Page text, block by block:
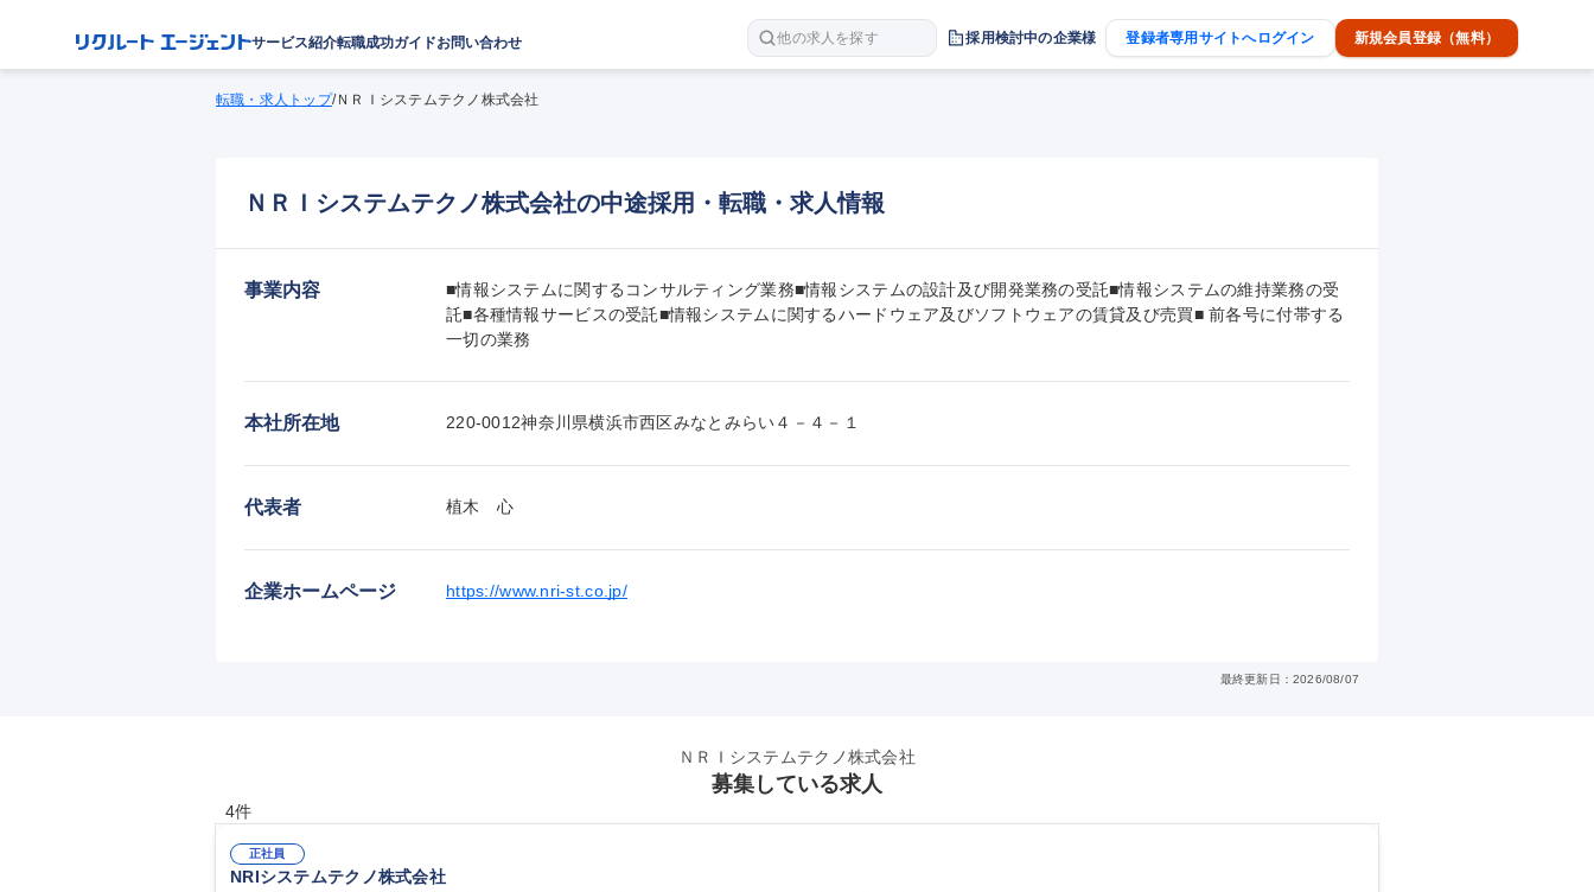
サービス紹介転職成功ガイドお問い合わせ 他の求人を探す 採用検討中の企業様 登録者専用サイトへログイン 新規会員登録（無料）
転職・求人トップ/ＮＲＩシステムテクノ株式会社
ＮＲＩシステムテクノ株式会社の中途採用・転職・求人情報
事業内容
■情報システムに関するコンサルティング業務■情報システムの設計及び開発業務の受託■情報システムの維持業務の受
託■各種情報サービスの受託■情報システムに関するハードウェア及びソフトウェアの賃貸及び売買■ 前各号に付帯する
一切の業務
本社所在地 220-0012神奈川県横浜市西区みなとみらい４－４－１
代表者 植木　心
企業ホームページ https://www.nri-st.co.jp/
最終更新日：2026/08/07
ＮＲＩシステムテクノ株式会社
募集している求人
4件
正社員
NRIシステムテクノ株式会社